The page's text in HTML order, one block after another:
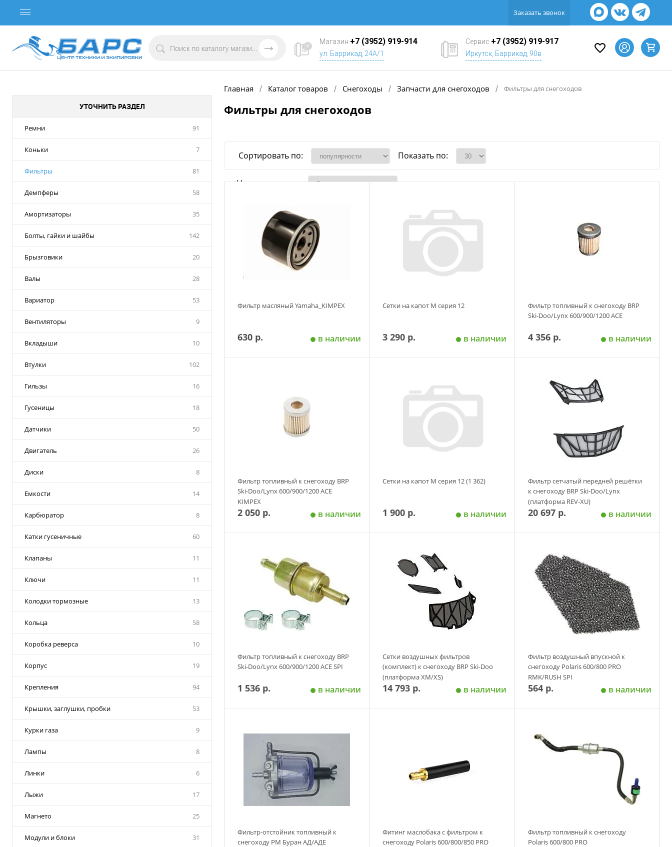
Заказать звонок
Магазин +7 (3952) 919-914
ул. Баррикад, 24А/1
Сервис +7 (3952) 919-917
Иркутск, Баррикад, 90в
УТОЧНИТЬ РАЗДЕЛ
Ремни 91
Коньки 7
Фильтры 81
Демпферы 58
Амортизаторы 35
Болты, гайки и шайбы 142
Брызговики 20
Валы 28
Вариатор 53
Вентиляторы 9
Вкладыши 10
Втулки 102
Гильзы 16
Гусеницы 18
Датчики 50
Двигатель 26
Диски 8
Емкости 14
Карбюратор 8
Катки гусеничные 60
Клапаны 11
Ключи 11
Колодки тормозные 13
Кольца 58
Коробка реверса 10
Корпус 19
Крепления 94
Крышки, заглушки, пробки 53
Курки газа 9
Лампы 8
Линки 6
Лыжи 17
Магнето 25
Модули и блоки 31
Главная / Каталог товаров / Снегоходы / Запчасти для снегоходов / Фильтры для снегоходов
Фильтры для снегоходов
Сортировать по: Показать по:
Наличие товара
Фильтр масляный Yamaha_KIMPEX
630 р. в наличии
Сетки на капот М серия 12
3 290 р. в наличии
Фильтр топливный к снегоходу BRP
Ski-Doo/Lynx 600/900/1200 АСЕ
4 356 р. в наличии
Фильтр топливный к снегоходу BRP
Ski-Doo/Lynx 600/900/1200 ACE
KIMPEX
2 050 р. в наличии
Сетки на капот М серия 12 (1 362)
1 900 р. в наличии
Фильтр сетчатый передней решётки
к снегоходу BRP Ski-Doo/Lynx
(платформа REV-XU)
20 697 р. в наличии
Фильтр топливный к снегоходу BRP
Ski-Doo/Lynx 600/900/1200 ACE SPI
1 536 р. в наличии
Сетки воздушных фильтров
(комплект) к снегоходу BRP Ski-Doo
(платформа XM/XS)
14 793 р. в наличии
Фильтр воздушный впускной к
снегоходу Polaris 600/800 PRO
RMK/RUSH SPI
564 р. в наличии
Фильтр-отстойник топливный к
снегоходу РМ Буран АД/АДЕ
Фитинг маслобака с фильтром к
снегоходу Polaris 600/800/850 PRO
Фильтр топливный к снегоходу
Polaris 600/800 PRO